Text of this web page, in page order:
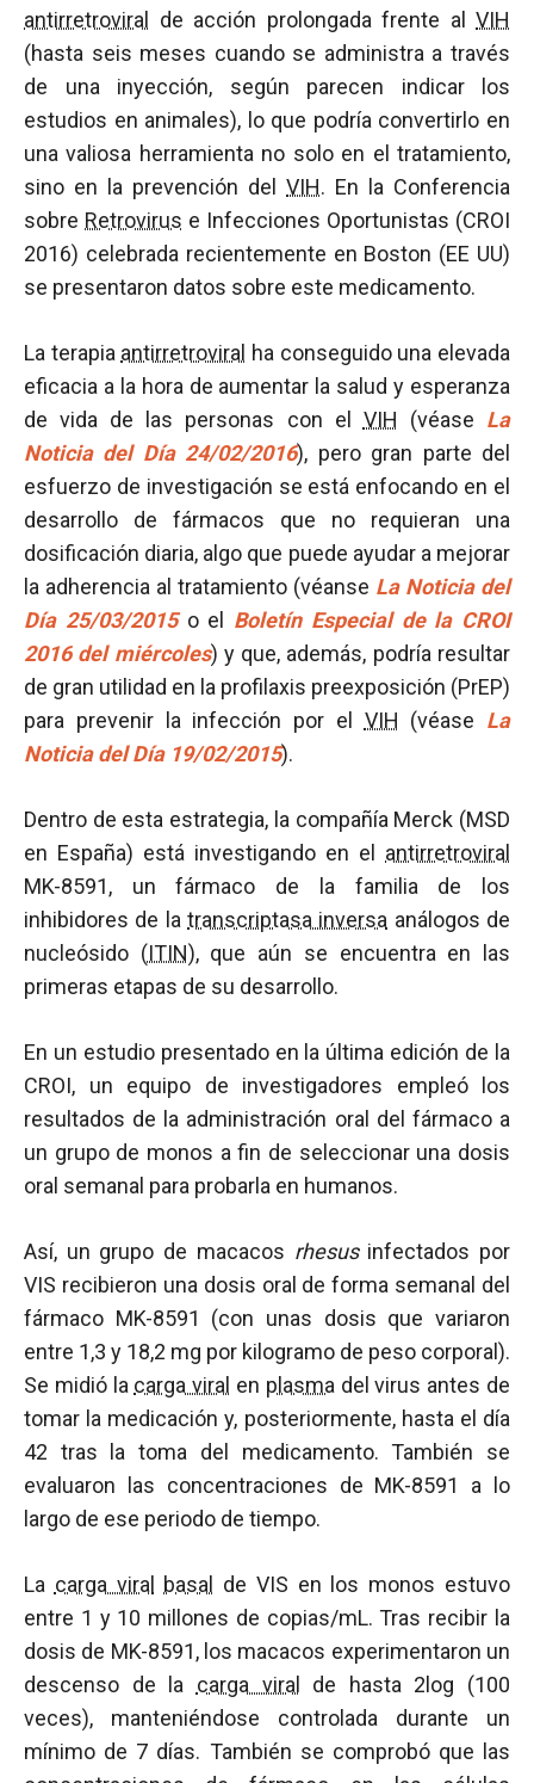
antirretroviral
de acción prolongada frente al VIH
(hasta seis meses cuando se administra a través
de una inyección, según parecen indicar los
estudios en animales), lo que podría convertirlo en
una valiosa herramienta no solo en el tratamiento,
sino en la prevención del VIH. En la Conferencia
sobre Retrovirus e Infecciones Oportunistas (CROI
2016) celebrada recientemente en Boston (EE UU)
se presentaron datos sobre este medicamento.
La terapia antirretroviral ha conseguido una elevada
eficacia a la hora de aumentar la salud y esperanza
de vida de las personas con el VIH (véase La
Noticia del Día 24/02/2016), pero gran parte del
esfuerzo de investigación se está enfocando en el
desarrollo de fármacos que no requieran una
dosificación diaria, algo que puede ayudar a mejorar
la adherencia al tratamiento (véanse La Noticia del
Día 25/03/2015o el Boletín Especial de la CROI
2016 del miércoles) y que, además, podría resultar
de gran utilidad en la profilaxis preexposición (PrEP)
para prevenir la infección por el VIH (véase La
Noticia del Día 19/02/2015).
Dentro de esta estrategia, la compañía Merck (MSD
en España) está investigando en el antirretroviral
MK-8591, un fármaco de la familia de los
inhibidores de la transcriptasa inversa análogos de
nucleósido (ITIN), que aún se encuentra en las
primeras etapas de su desarrollo.
En un estudio presentado en la última edición de la
CROI, un equipo de investigadores empleó los
resultados de la administración oral del fármaco a
un grupo de monos a fin de seleccionar una dosis
oral semanal para probarla en humanos.
Así, un grupo de macacos rhesusinfectados por
VIS recibieron una dosis oral de forma semanal del
fármaco MK-8591 (con unas dosis que variaron
entre 1,3 y 18,2 mg por kilogramo de peso corporal).
Se midió la carga viral en plasma del virus antes de
tomar la medicación y, posteriormente, hasta el día
42 tras la toma del medicamento. También se
evaluaron las concentraciones de MK-8591 a lo
largo de ese periodo de tiempo.
La carga viral basal
de VIS en los monos estuvo
entre 1 y 10 millones de copias/mL. Tras recibir la
dosis de MK-8591, los macacos experimentaron un
descenso de la carga viral
de hasta 2log (100
veces), manteniéndose controlada durante un
mínimo de 7 días. También se comprobó que las